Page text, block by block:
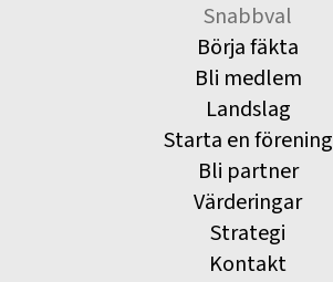
Snabbval
Börja fäkta
Bli medlem
Landslag
Starta en förening
Bli partner
Värderingar
Strategi
Kontakt